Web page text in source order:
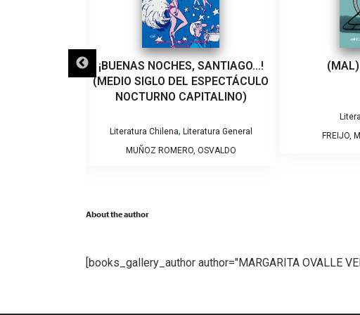
A UN
¡BUENAS NOCHES, SANTIAGO…!
(MEDIO SIGLO DEL ESPECTÁCULO
NOCTURNO CAPITALINO)
Literatura Chilena, Literatura General
MUÑOZ ROMERO, OSVALDO
FREIJO,
About the author
[books_gallery_author author="MARGARITA OVALLE